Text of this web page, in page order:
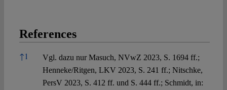
References
References
↑1
Vgl. dazu nur Masuch, NVwZ 2023, S. 1694 ff.;
Henneke/Ritgen, LKV 2023, S. 241 ff.; Nitschke,
PersV 2023, S. 412 ff. und S. 444 ff.; Schmidt, in: